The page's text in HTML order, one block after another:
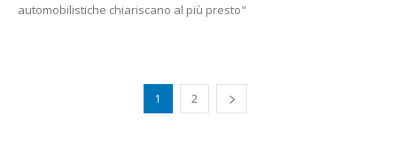
automobilistiche chiariscano al più presto"
1 2